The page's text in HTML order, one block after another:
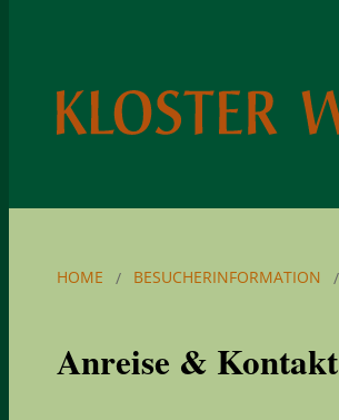
HOME BESUCHERINFORMATION
Anreise & Kontakt